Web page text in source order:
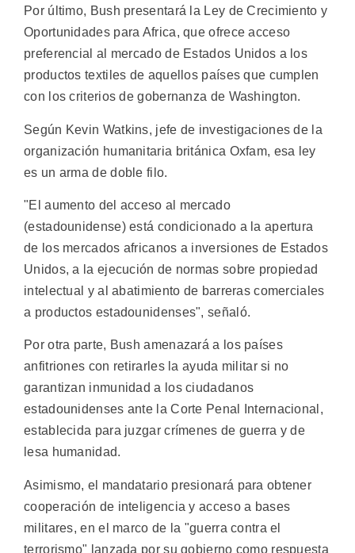
Por último, Bush presentará la Ley de Crecimiento y
Oportunidades para Africa, que ofrece acceso
preferencial al mercado de Estados Unidos a los
productos textiles de aquellos países que cumplen
con los criterios de gobernanza de Washington.
Según Kevin Watkins, jefe de investigaciones de la
organización humanitaria británica Oxfam, esa ley
es un arma de doble filo.
"El aumento del acceso al mercado
(estadounidense) está condicionado a la apertura
de los mercados africanos a inversiones de Estados
Unidos, a la ejecución de normas sobre propiedad
intelectual y al abatimiento de barreras comerciales
a productos estadounidenses", señaló.
Por otra parte, Bush amenazará a los países
anfitriones con retirarles la ayuda militar si no
garantizan inmunidad a los ciudadanos
estadounidenses ante la Corte Penal Internacional,
establecida para juzgar crímenes de guerra y de
lesa humanidad.
Asimismo, el mandatario presionará para obtener
cooperación de inteligencia y acceso a bases
militares, en el marco de la "guerra contra el
terrorismo" lanzada por su gobierno como respuesta